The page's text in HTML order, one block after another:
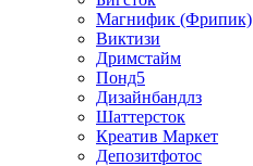
Магнифик (Фрипик)
Виктизи
Дримстайм
Понд5
Дизайнбандлз
Шаттерсток
Креатив Маркет
Депозитфотос